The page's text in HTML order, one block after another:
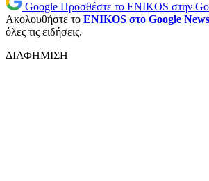
Google Προσθέστε το ENIKOS στην
Ακολουθήστε το ENIKOS στο Google News
όλες τις ειδήσεις.
ΔΙΑΦΗΜΙΣΗ